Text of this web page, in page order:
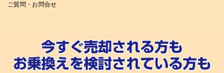
ご質問・お問合せ